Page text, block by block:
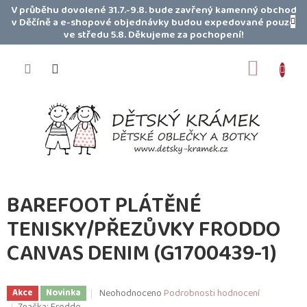
PřejítV průběhu dovolené 31.7.-9.8. bude zavřený kamenný obchod
v Děčíně a e-shopové objednávky budou expedované pouze
ve středu 5.8. Děkujeme za pochopení!
BAREFOOT PLÁTĚNÉ
TENISKY/PŘEZŮVKY FRODDO
CANVAS DENIM (G1700439-1)
Akce Novinka
Průměrné
NeohodnocenoPodrobnosti hodnocení